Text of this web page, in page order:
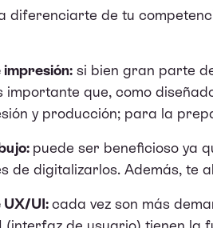
diferenciarte de tu
impresión: si bien gran parte
que, como
y producción; para la
puede ser beneficioso ya
de digitalizarlos. Además, te
UX/UI:cada vez son más